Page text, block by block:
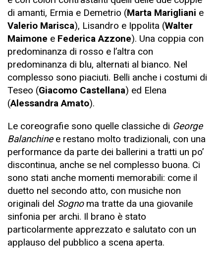
di amanti, Ermia e Demetrio (Marta Marigliani e
Valerio Marisca), Lisandro e Ippolita (Walter
Maimone e Federica Azzone). Una coppia con
predominanza di rosso e l’altra con
predominanza di blu, alternati al bianco. Nel
complesso sono piaciuti. Belli anche i costumi di
Teseo (Giacomo Castellana) ed Elena
(Alessandra Amato).
Le coreografie sono quelle classiche di George
Balanchinee restano molto tradizionali, con una
performance da parte dei ballerini a tratti un po’
discontinua, anche se nel complesso buona. Ci
sono stati anche momenti memorabili: come il
duetto nel secondo atto, con musiche non
originali del Sogno ma tratte da una giovanile
sinfonia per archi. Il brano è stato
particolarmente apprezzato e salutato con un
applauso del pubblico a scena aperta.